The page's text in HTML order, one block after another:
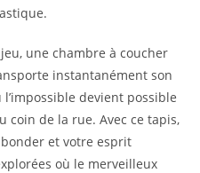
une chambre à coucher
instantanément son
devient possible
coin de la rue. Avec ce tapis,
et votre esprit
où le merveilleux